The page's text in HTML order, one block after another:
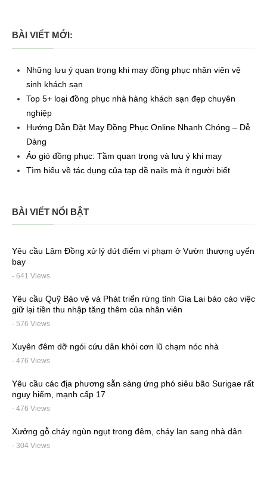
BÀI VIẾT MỚI:
Những lưu ý quan trọng khi may đồng phục nhân viên vệ
sinh khách sạn
Top 5+ loại đồng phục nhà hàng khách sạn đẹp chuyên
nghiệp
Hướng Dẫn Đặt May Đồng Phục Online Nhanh Chóng – Dễ
Dàng
Áo gió đồng phục: Tầm quan trọng và lưu ý khi may
Tìm hiểu về tác dụng của tạp dề nails mà ít người biết
BÀI VIẾT NỔI BẬT
Yêu cầu Lâm Đồng xử lý dứt điểm vi phạm ở Vườn thượng uyển
bay
- 641 Views
Yêu cầu Quỹ Bảo vệ và Phát triển rừng tỉnh Gia Lai báo cáo việc
giữ lại tiền thu nhập tăng thêm của nhân viên
- 576 Views
Xuyên đêm dỡ ngói cứu dân khỏi cơn lũ chạm nóc nhà
- 476 Views
Yêu cầu các địa phương sẵn sàng ứng phó siêu bão Surigae rất
nguy hiểm, mạnh cấp 17
- 476 Views
Xưởng gỗ cháy ngùn ngụt trong đêm, cháy lan sang nhà dân
- 304 Views